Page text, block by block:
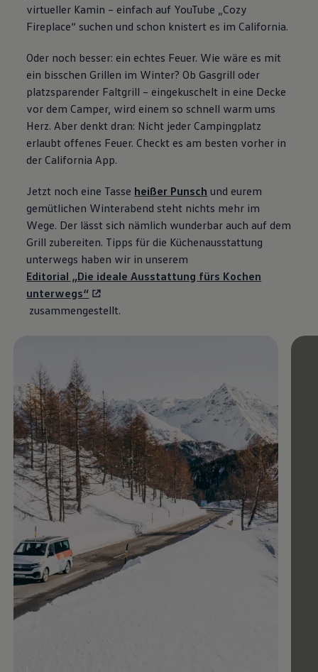
virtueller Kamin – einfach auf YouTube „Cozy
Fireplace“ suchen und schon knistert es im California.
Oder noch besser: ein echtes Feuer. Wie wäre es mit
ein bisschen Grillen im Winter? Ob Gasgrill oder
platzsparender Faltgrill – eingekuschelt in eine Decke
vor dem Camper, wird einem so schnell warm ums
Herz. Aber denkt dran: Nicht jeder Campingplatz
erlaubt offenes Feuer. Checkt es am besten vorher in
der California App.
Jetzt noch eine Tasse heißer Punsch und eurem
gemütlichen Winterabend steht nichts mehr im
Wege. Der lässt sich nämlich wunderbar auch auf dem
Grill zubereiten. Tipps für die Küchenausstattung
unterwegs haben wir in unserem
Editorial „Die ideale Ausstattung fürs Kochen
unterwegs“
zusammengestellt.
Video im Vollbild anzeigen